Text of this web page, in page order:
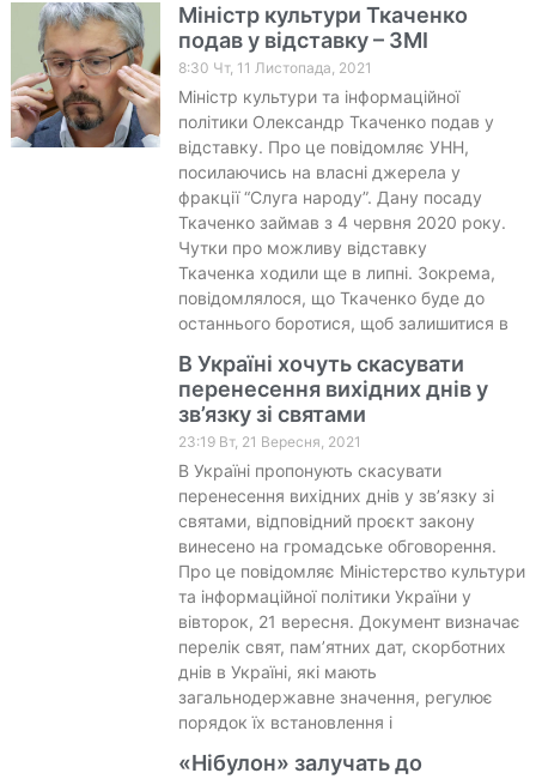
Міністр культури Ткаченко
подав у відставку – ЗМІ
8:30 Чт, 11 Листопада, 2021
Міністр культури та інформаційної
політики Олександр Ткаченко подав у
відставку. Про це повідомляє УНН,
посилаючись на власні джерела у
фракції “Слуга народу”. Дану посаду
Ткаченко займав з 4 червня 2020 року.
Чутки про можливу відставку
Ткаченка ходили ще в липні. Зокрема,
повідомлялося, що Ткаченко буде до
останнього боротися, щоб залишитися в
В Україні хочуть скасувати
перенесення вихідних днів у
зв’язку зі святами
23:19 Вт, 21 Вересня, 2021
В Україні пропонують скасувати
перенесення вихідних днів у зв’язку зі
святами, відповідний проєкт закону
винесено на громадське обговорення.
Про це повідомляє Міністерство культури
та інформаційної політики України у
вівторок, 21 вересня. Документ визначає
перелік свят, пам’ятних дат, скорботних
днів в Україні, які мають
загальнодержавне значення, регулює
порядок їх встановлення і
«Нібулон» залучать до